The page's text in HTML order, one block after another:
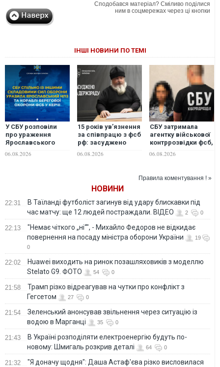
Сподобався матеріал? Сміливо поділися
ним в соцмережах через ці кнопки
ІНШІ НОВИНИ ПО ТЕМІ
У СБУ розповіли
про ураження
Ярославського
берегової охорони
06.08.2026
15 років ув’язнення
за співпрацю з фсб
рф: засуджено
УПЦ (МП)
06.08.2026
СБУ затримала
агентку військової
контррозвідки фсб,
ворога на
06.08.2026
Правила коментування ! »
НОВИНИ
22:31
В Таїланді футболіст загинув від удару блискавки під
час матчу: ще 12 людей постраждали. ВІДЕО
2 0
22:13
"Немає чіткого „ні“", - Михайло Федоров не відкидає
повернення на посаду міністра оборони України
19
0
22:02
Huawei виходить на ринок позашляховиків з моделлю
Stelato G9. ФОТО
54 0
21:58
Трамп різко відреагував на чутки про конфлікт з
Гегсетом
27 0
21:54
Зеленський анонсував звільнення через ситуацію із
водою в Марганці
35 0
21:43
В Україні розподіляти електроенергію будуть по-
новому: Шмигаль розкрив деталі
64 0
21:32
"Я доначу щодня": Даша Астаф'єва різко висловилася